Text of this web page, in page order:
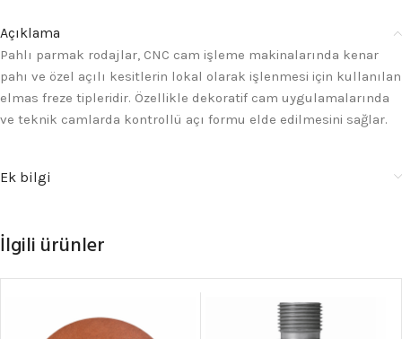
Açıklama
Pahlı parmak rodajlar, CNC cam işleme makinalarında kenar
pahı ve özel açılı kesitlerin lokal olarak işlenmesi için kullanılan
elmas freze tipleridir. Özellikle dekoratif cam uygulamalarında
ve teknik camlarda kontrollü açı formu elde edilmesini sağlar.
Ek bilgi
İlgili ürünler